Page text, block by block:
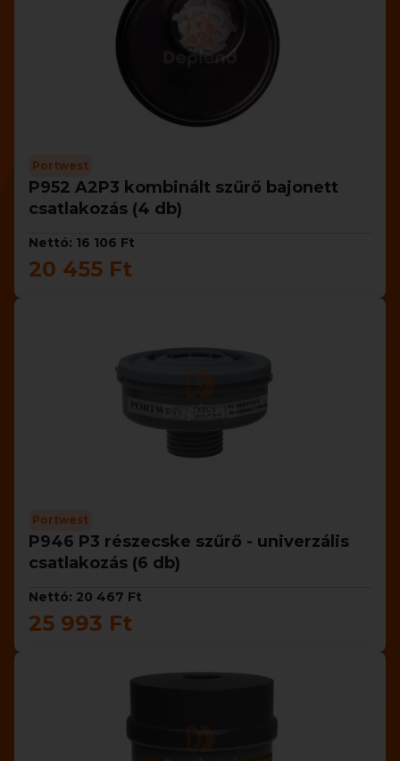
Portwest
P952 A2P3 kombinált szűrő bajonett
csatlakozás (4 db)
Nettó: 16 106 Ft
20 455 Ft
Portwest
P946 P3 részecske szűrő - univerzális
csatlakozás (6 db)
Nettó: 20 467 Ft
25 993 Ft